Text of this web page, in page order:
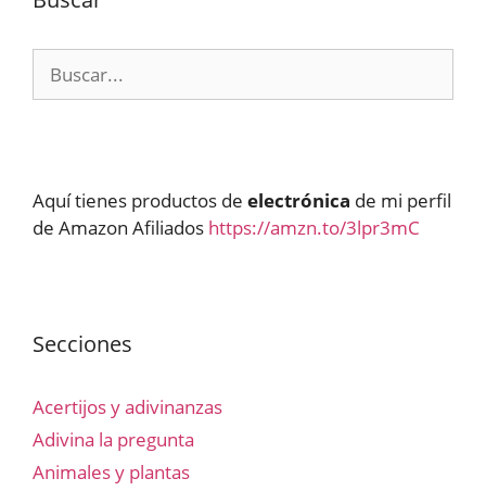
Aquí tienes productos de electrónica de mi perfil
de Amazon Afiliados https://amzn.to/3lpr3mC
Secciones
Acertijos y adivinanzas
Adivina la pregunta
Animales y plantas